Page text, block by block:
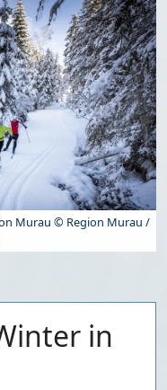
Murau © Region Murau /
in